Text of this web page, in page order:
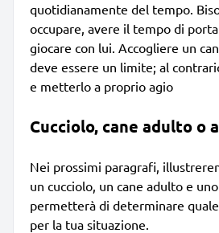
quotidianamente del tempo.
occupare, avere il tempo di
giocare con lui. Accogliere un
deve essere un limite; al
e metterlo a proprio agio
Cucciolo, cane adulto o
Nei prossimi paragrafi,
un cucciolo, un cane adulto e
permetterà di determinare
per la tua situazione.